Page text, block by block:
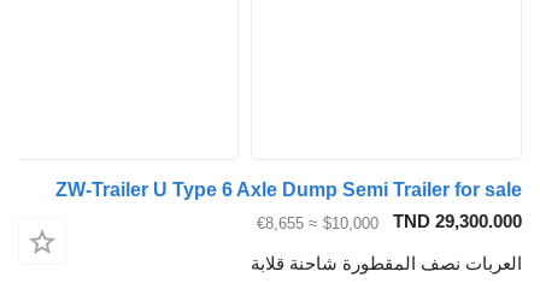
ZW-Trailer U Type 6 Axle Dump Semi Trailer
TND
$10,000
≈ €8,655
نصف المقطورة شاحنة قلابة